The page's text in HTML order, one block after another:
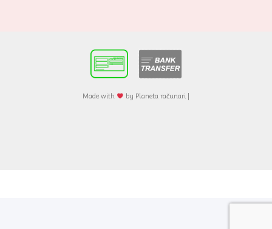
Made with by Planeta računari |